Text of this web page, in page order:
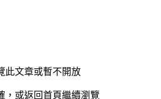
此文章或暫不開放
，或返回首頁繼續瀏覽